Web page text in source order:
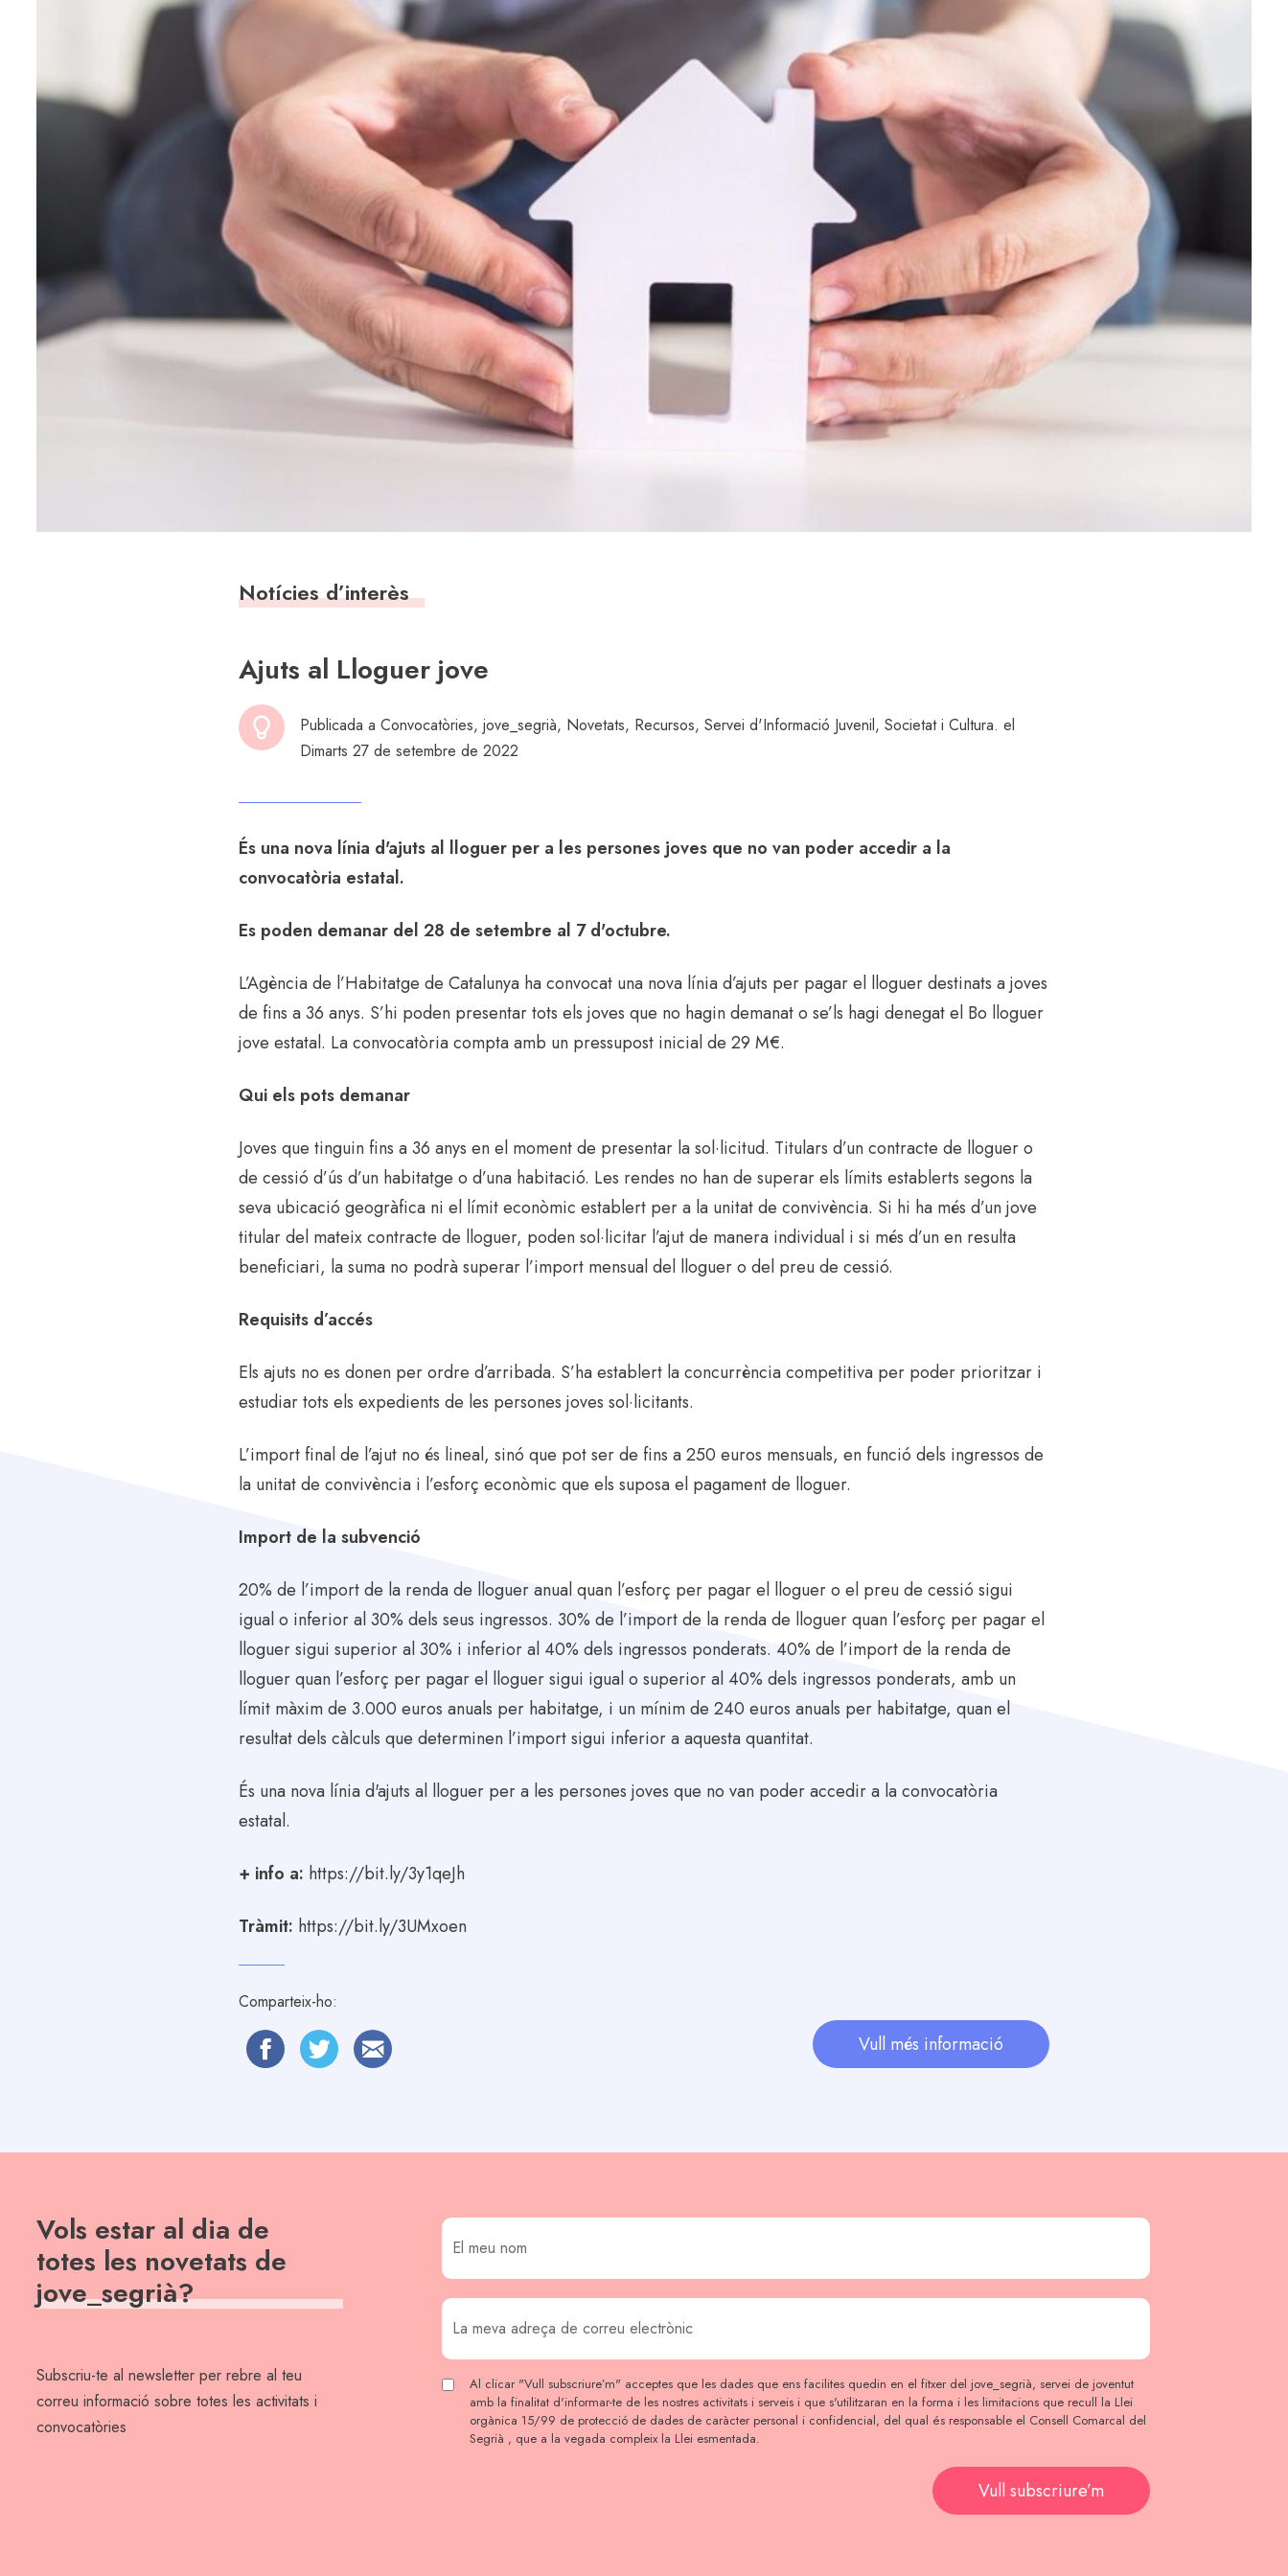
Notícies d’interès
Ajuts al Lloguer jove
Publicada aConvocatòries,jove_segrià, Novetats, Recursos,Servei d'Informació Juvenil,Societat i Cultura. el
Dimarts 27 de setembre de 2022
És una nova línia d'ajuts al lloguer per a les persones joves que no van poder accedir a la
convocatòria estatal.
Es poden demanar del 28 de setembre al 7 d'octubre.
L’Agència de l’Habitatge de Catalunya ha convocat una nova línia d’ajuts per pagar el lloguer destinats a joves
de fins a 36 anys. S’hi poden presentar tots els joves que no hagin demanat o se’ls hagi denegat el Bo lloguer
jove estatal. La convocatòria compta amb un pressupost inicial de 29 M€.
Qui els pots demanar
Joves que tinguin fins a 36 anys en el moment de presentar la sol·licitud. Titulars d’un contracte de lloguer o
de cessió d’ús d’un habitatge o d’una habitació. Les rendes no han de superar els límits establerts segons la
seva ubicació geogràfica ni el límit econòmic establert per a la unitat de convivència. Si hi ha més d’un jove
titular del mateix contracte de lloguer, poden sol·licitar l’ajut de manera individual i si més d’un en resulta
beneficiari, la suma no podrà superar l’import mensual del lloguer o del preu de cessió.
Requisits d’accés
Els ajuts no es donen per ordre d’arribada. S’ha establert la concurrència competitiva per poder prioritzar i
estudiar tots els expedients de les persones joves sol·licitants.
L’import final de l’ajut no és lineal, sinó que pot ser de fins a 250 euros mensuals, en funció dels ingressos de
la unitat de convivència i l’esforç econòmic que els suposa el pagament de lloguer.
Import de la subvenció
20% de l’import de la renda de lloguer anual quan l’esforç per pagar el lloguer o el preu de cessió sigui
igual o inferior al 30% dels seus ingressos. 30% de l’import de la renda de lloguer quan l’esforç per pagar el
lloguer sigui superior al 30% i inferior al 40% dels ingressos ponderats. 40% de l’import de la renda de
lloguer quan l’esforç per pagar el lloguer sigui igual o superior al 40% dels ingressos ponderats, amb un
límit màxim de 3.000 euros anuals per habitatge, i un mínim de 240 euros anuals per habitatge, quan el
resultat dels càlculs que determinen l’import sigui inferior a aquesta quantitat.
És una nova línia d'ajuts al lloguer per a les persones joves que no van poder accedir a la convocatòria
estatal.
+ info a: https://bit.ly/3y1qeJh
Tràmit: https://bit.ly/3UMxoen
Comparteix-ho:
Vull més informació
Vols estar al dia de
totes les novetats de
jove_segrià?
Subscriu-te al newsletter per rebre al teu
correu informació sobre totes les activitats i
convocatòries
Al clicar "Vull subscriure’m" acceptes que les dades que ens facilites quedin en el fitxer del jove_segrià, servei de joventut
amb la finalitat d'informar-te de les nostres activitats i serveis i que s'utilitzaran en la forma i les limitacions que recull la Llei
orgànica 15/99 de protecció de dades de caràcter personal i confidencial, del qual és responsable el Consell Comarcal del
Segrià , que a la vegada compleix la Llei esmentada.
Vull subscriure’m